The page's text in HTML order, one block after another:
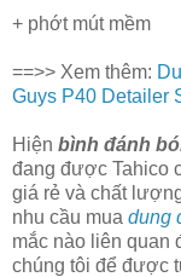
+ phớt mút mềm
==>> Xem thêm:
Guys P40 Detailer
Hiện bình đánh
đang được Tahico
giá rẻ và chất
nhu cầu mua dung
mắc nào liên quan
chúng tôi để được